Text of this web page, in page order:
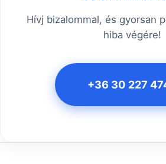
Hívj bizalommal, és gyorsan
hiba végére!
+36 30 227